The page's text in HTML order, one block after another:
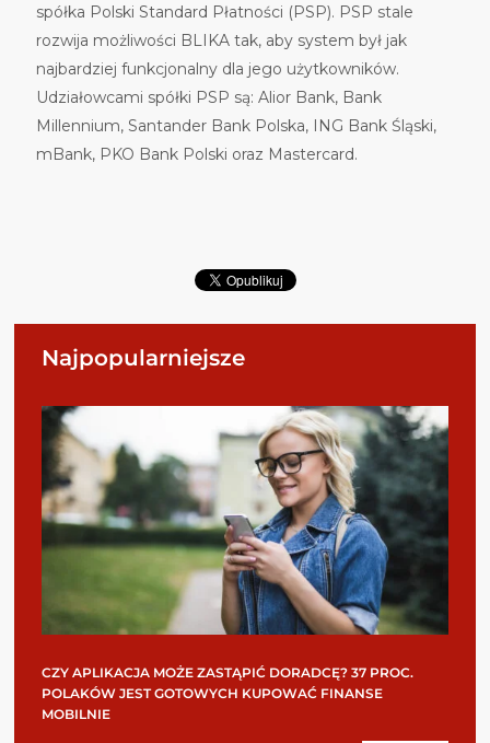
spółka Polski Standard Płatności (PSP). PSP stale
rozwija możliwości BLIKA tak, aby system był jak
najbardziej funkcjonalny dla jego użytkowników.
Udziałowcami spółki PSP są: Alior Bank, Bank
Millennium, Santander Bank Polska, ING Bank Śląski,
mBank, PKO Bank Polski oraz Mastercard.
Najpopularniejsze
CZY APLIKACJA MOŻE ZASTĄPIĆ DORADCĘ? 37 PROC.
POLAKÓW JEST GOTOWYCH KUPOWAĆ FINANSE
MOBILNIE